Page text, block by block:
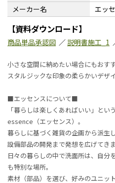
メーカー名
エッ
【資料ダウンロード】
商品単品承認図 ／ 説明書施工_1
小さな空間に納めたい場合にもおす
スタルジックな印象の柔らかいデザ
■エッセンスについて■
「暮らしは楽しくあればいい」とい
essence（エッセンス）。
暮らしに基づく雑貨の企画から派生
設備部品の開発まで発想を広げてきま
日々の暮らしの中で洗面所は、自分
も特別な場所。
素材（部品）を選び、好みのユニッ